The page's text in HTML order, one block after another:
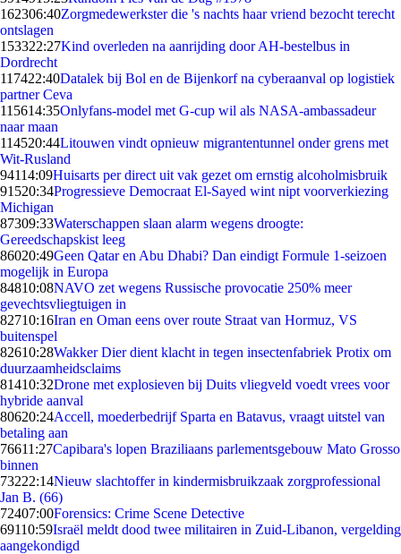
162306:40Zorgmedewerkster die 's nachts haar vriend bezocht terecht
ontslagen
153322:27Kind overleden na aanrijding door AH-bestelbus in
Dordrecht
117422:40Datalek bij Bol en de Bijenkorf na cyberaanval op logistiek
partner Ceva
115614:35Onlyfans-model met G-cup wil als NASA-ambassadeur
naar maan
114520:44Litouwen vindt opnieuw migrantentunnel onder grens met
Wit-Rusland
94114:09Huisarts per direct uit vak gezet om ernstig alcoholmisbruik
91520:34Progressieve Democraat El-Sayed wint nipt voorverkiezing
Michigan
87309:33Waterschappen slaan alarm wegens droogte:
Gereedschapskist leeg
86020:49Geen Qatar en Abu Dhabi? Dan eindigt Formule 1-seizoen
mogelijk in Europa
84810:08NAVO zet wegens Russische provocatie 250% meer
gevechtsvliegtuigen in
82710:16Iran en Oman eens over route Straat van Hormuz, VS
buitenspel
82610:28Wakker Dier dient klacht in tegen insectenfabriek Protix om
duurzaamheidsclaims
81410:32Drone met explosieven bij Duits vliegveld voedt vrees voor
hybride aanval
80620:24Accell, moederbedrijf Sparta en Batavus, vraagt uitstel van
betaling aan
76611:27Capibara's lopen Braziliaans parlementsgebouw Mato Grosso
binnen
73222:14Nieuw slachtoffer in kindermisbruikzaak zorgprofessional
Jan B. (66)
72407:00Forensics: Crime Scene Detective
69110:59Israël meldt dood twee militairen in Zuid-Libanon, vergelding
aangekondigd